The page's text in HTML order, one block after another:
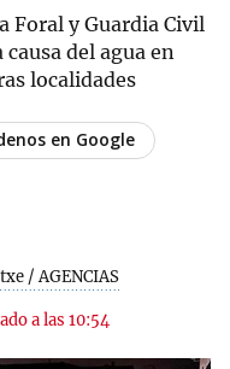
Foral y Guardia Civil
del agua en
localidades
/ AGENCIAS
a las 10:54
en Google